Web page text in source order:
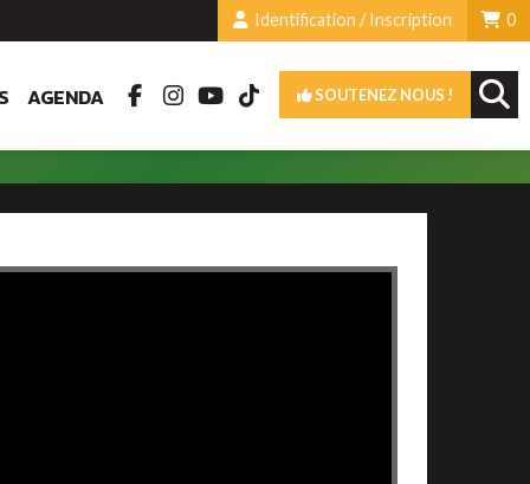
0
Identification / Inscription
AGENDA SOUTENEZ NOUS !